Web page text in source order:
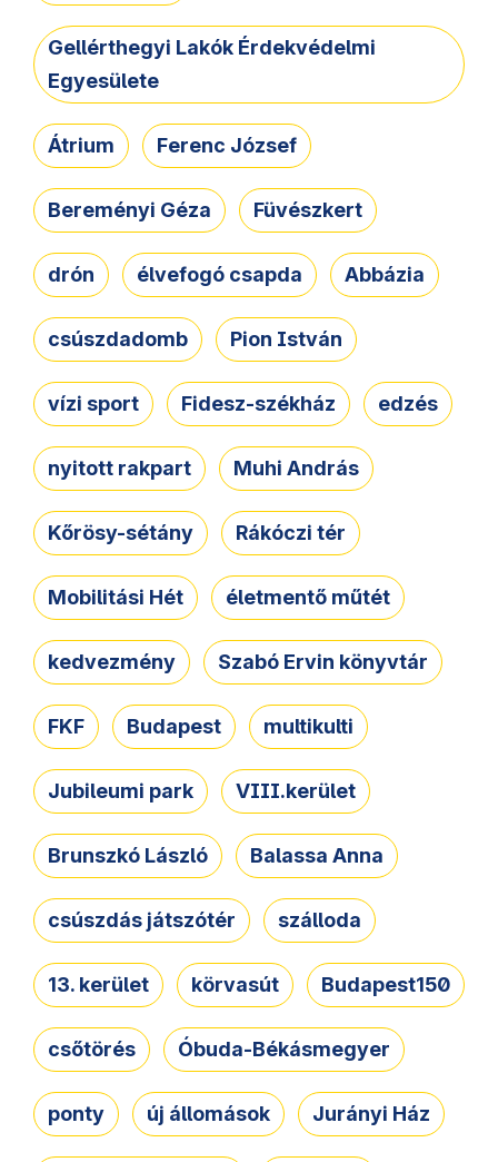
Gellérthegyi Lakók Érdekvédelmi
Egyesülete
Átrium Ferenc József
Bereményi Géza Füvészkert
drón élvefogó csapda Abbázia
csúszdadomb Pion István
vízi sport Fidesz-székház edzés
nyitott rakpart Muhi András
Kőrösy-sétány Rákóczi tér
Mobilitási Hét életmentő műtét
kedvezmény Szabó Ervin könyvtár
FKF Budapest multikulti
Jubileumi park VIII.kerület
Brunszkó László Balassa Anna
csúszdás játszótér szálloda
13. kerület körvasút Budapest150
csőtörés Óbuda-Békásmegyer
ponty új állomások Jurányi Ház